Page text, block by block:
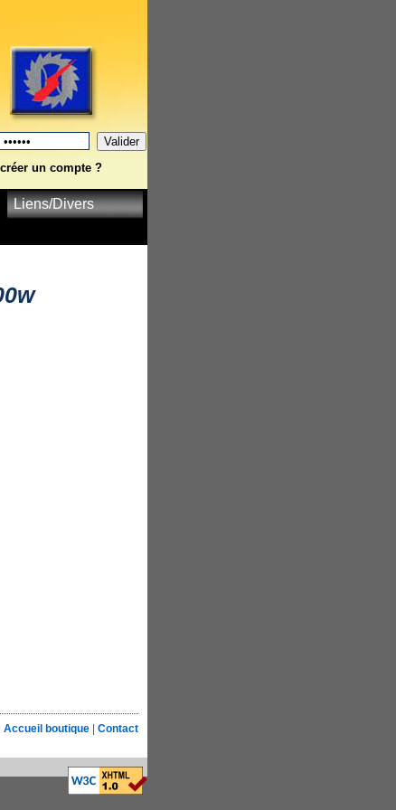
un compte ?
Liens/Divers
Accueil boutique Contact